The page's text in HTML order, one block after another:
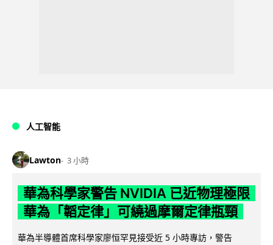
人工智能
Lawton 3 小時
華為科學家警告 NVIDIA 已近物理極限
華為「韜定律」可繞過摩爾定律瓶頸
華為半導體首席科學家廖恒罕見接受近 5 小時專訪，警告